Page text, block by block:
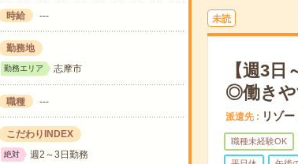
時給 ---
勤務地
勤務エリア 志摩市
職種 ---
こだわりINDEX
絶対 週2～3日勤務
未読
【週3
◎働きや
派遣先 リゾ
職種未経験OK